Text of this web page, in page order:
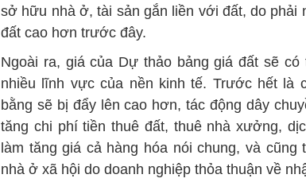
sở hữu nhà ở, tài sản gắn liền với đất, do phải
đất cao hơn trước đây.
Ngoài ra, giá của Dự thảo bảng giá đất sẽ
nhiều lĩnh vực của nền kinh tế. Trước hết là
bằng sẽ bị đẩy lên cao hơn, tác động dây
tăng chi phí tiền thuê đất, thuê nhà xưởng,
làm tăng giá cả hàng hóa nói chung, và
nhà ở xã hội do doanh nghiệp thỏa thuận về